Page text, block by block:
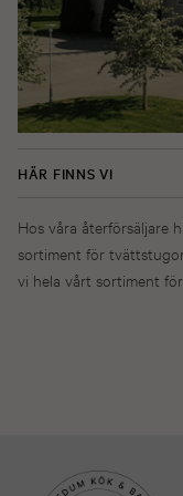
HÄR FINNS VI
Hos våra återförsäljare
sortiment för
vi hela vårt sortiment